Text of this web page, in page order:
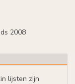
2008
lijsten zijn